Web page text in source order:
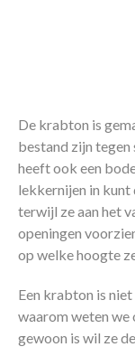
De krabton is
bestand zijn
heeft ook een
lekkernijen in kunt
terwijl ze aan het
openingen
op welke hoogte
Een krabton is
waarom weten we
gewoon is wil ze